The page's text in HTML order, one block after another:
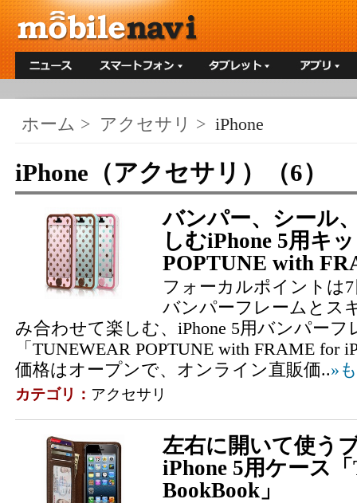
ホーム > アクセサリ > iPhone
iPhone（アクセサリ）（6）
バンパー、シール
しむiPhone 5用キ
POPTUNE with
フォーカルポイントは
バンパーフレームとス
み合わせて楽しむ、iPhone 5用バンパー
「TUNEWEAR POPTUNE with FRAME for
価格はオープンで、オンライン直販価..»
カテゴリ： アクセサリ
左右に開いて使う
iPhone 5用ケース
BookBook」